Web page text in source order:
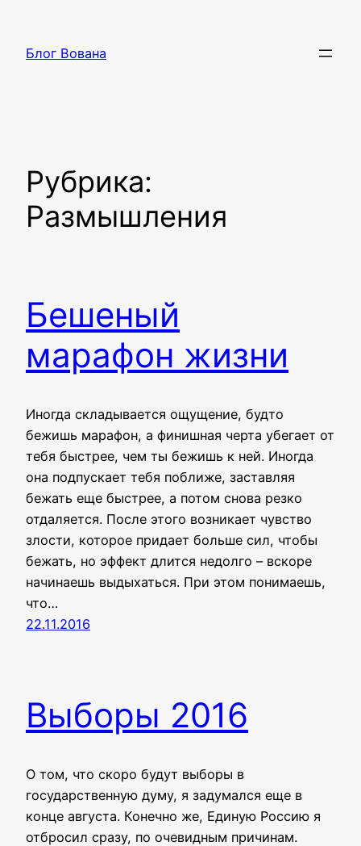
содержимому
Блог Вована
Рубрика:
Размышления
Бешеный
марафон жизни
Иногда складывается ощущение, будто
бежишь марафон, а финишная черта убегает от
тебя быстрее, чем ты бежишь к ней. Иногда
она подпускает тебя поближе, заставляя
бежать еще быстрее, а потом снова резко
отдаляется. После этого возникает чувство
злости, которое придает больше сил, чтобы
бежать, но эффект длится недолго – вскоре
начинаешь выдыхаться. При этом понимаешь,
что…
22.11.2016
Выборы 2016
О том, что скоро будут выборы в
государственную думу, я задумался еще в
конце августа. Конечно же, Единую Россию я
отбросил сразу, по очевидным причинам.